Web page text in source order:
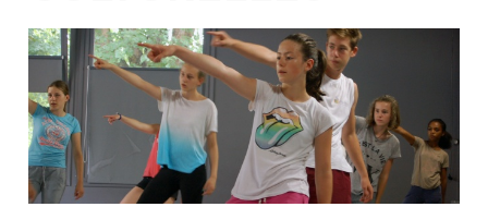
Young Theatre On the Move